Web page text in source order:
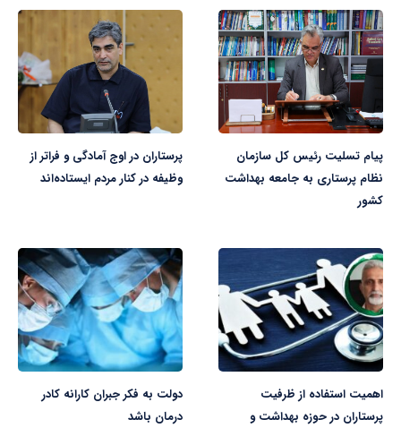
پیام تسلیت رئیس کل سازمان
نظام پرستاری به جامعه بهداشت
کشور
پرستاران در اوج آمادگی و فراتر از
وظیفه در کنار مردم ایستاده‌اند
اهمیت استفاده از ظرفیت
پرستاران در حوزه بهداشت و
دولت به فکر جبران کارانه کادر
درمان باشد